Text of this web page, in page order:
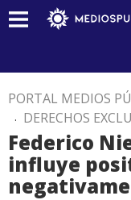
PORTAL MEDIOS
. DERECHOS
Federico
influye